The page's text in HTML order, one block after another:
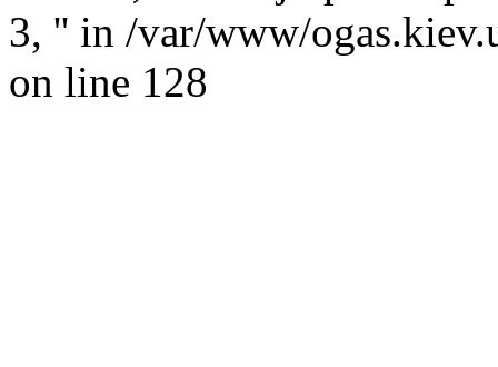
3, '' in /var/www/
on line 128